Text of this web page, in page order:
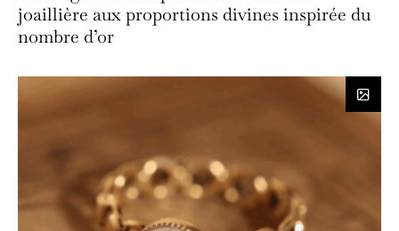
joaillière aux proportions divines inspirée du
nombre d’or